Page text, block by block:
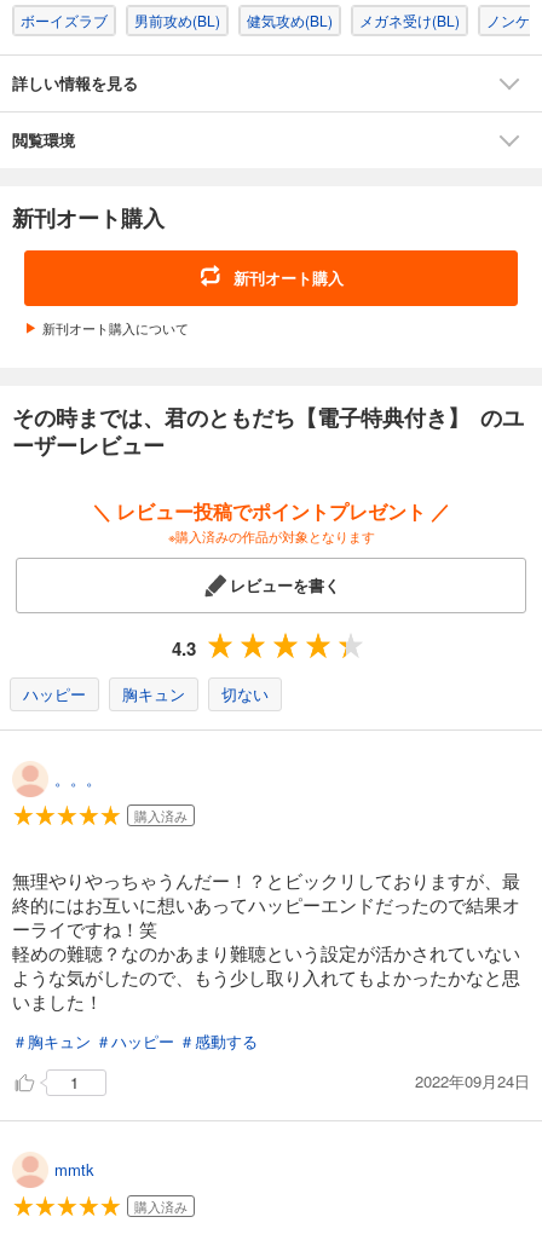
ボーイズラブ 男前攻め(BL) 健気攻め(BL) メガネ受け(BL) ノンケ
詳しい情報を見る
閲覧環境
新刊オート購入
新刊オート購入
新刊オート購入について
その時までは、君のともだち【電子特典付き】 のユ
ーザーレビュー
＼ レビュー投稿でポイントプレゼント ／
※購入済みの作品が対象となります
レビューを書く
4.3
ハッピー 胸キュン 切ない
。。。
購入済み
無理やりやっちゃうんだー！？とビックリしておりますが、最
終的にはお互いに想いあってハッピーエンドだったので結果オ
ーライですね！笑
軽めの難聴？なのかあまり難聴という設定が活かされていない
ような気がしたので、もう少し取り入れてもよかったかなと思
いました！
＃胸キュン ＃ハッピー ＃感動する
1
2022年09月24日
mmtk
購入済み